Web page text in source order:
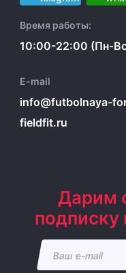
Время работы:
10:00-22:00 (Пн-
E-mail
info@futbolnaya-
fieldfit.ru
Дарим
подписку